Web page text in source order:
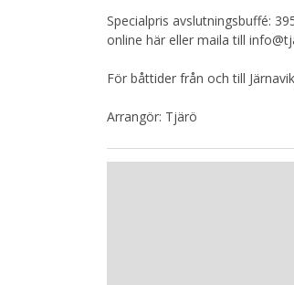
Specialpris avslutningsbuffé:
online här eller maila till
För båttider från och till
Arrangör: Tjärö